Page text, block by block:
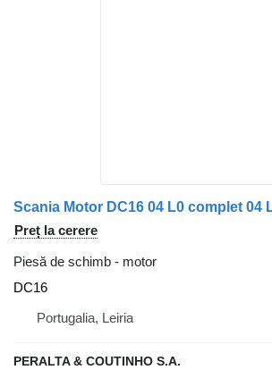
Preț la cerere
Piesă de schimb - motor
DC16
Portugalia, Leiria
PERALTA & COUTINHO S.A.